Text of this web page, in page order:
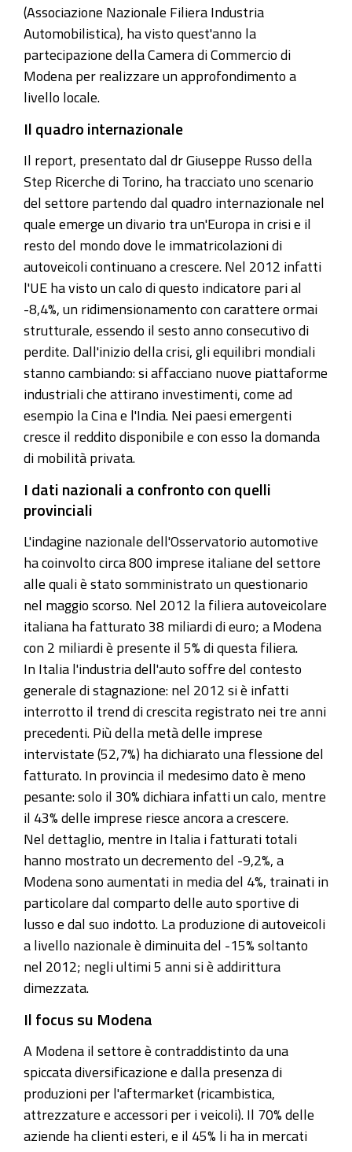
(Associazione Nazionale Filiera Industria
Automobilistica), ha visto quest'anno la
partecipazione della Camera di Commercio di
Modena per realizzare un approfondimento a
livello locale.
Il quadro internazionale
Il report, presentato dal dr Giuseppe Russo della
Step Ricerche di Torino, ha tracciato uno scenario
del settore partendo dal quadro internazionale nel
quale emerge un divario tra un'Europa in crisi e il
resto del mondo dove le immatricolazioni di
autoveicoli continuano a crescere. Nel 2012 infatti
l'UE ha visto un calo di questo indicatore pari al
-8,4%, un ridimensionamento con carattere ormai
strutturale, essendo il sesto anno consecutivo di
perdite. Dall'inizio della crisi, gli equilibri mondiali
stanno cambiando: si affacciano nuove piattaforme
industriali che attirano investimenti, come ad
esempio la Cina e l'India. Nei paesi emergenti
cresce il reddito disponibile e con esso la domanda
di mobilità privata.
I dati nazionali a confronto con quelli
provinciali
L'indagine nazionale dell'Osservatorio automotive
ha coinvolto circa 800 imprese italiane del settore
alle quali è stato somministrato un questionario
nel maggio scorso. Nel 2012 la filiera autoveicolare
italiana ha fatturato 38 miliardi di euro; a Modena
con 2 miliardi è presente il 5% di questa filiera.
In Italia l'industria dell'auto soffre del contesto
generale di stagnazione: nel 2012 si è infatti
interrotto il trend di crescita registrato nei tre anni
precedenti. Più della metà delle imprese
intervistate (52,7%) ha dichiarato una flessione del
fatturato. In provincia il medesimo dato è meno
pesante: solo il 30% dichiara infatti un calo, mentre
il 43% delle imprese riesce ancora a crescere.
Nel dettaglio, mentre in Italia i fatturati totali
hanno mostrato un decremento del -9,2%, a
Modena sono aumentati in media del 4%, trainati in
particolare dal comparto delle auto sportive di
lusso e dal suo indotto. La produzione di autoveicoli
a livello nazionale è diminuita del -15% soltanto
nel 2012; negli ultimi 5 anni si è addirittura
dimezzata.
Il focus su Modena
A Modena il settore è contraddistinto da una
spiccata diversificazione e dalla presenza di
produzioni per l'aftermarket (ricambistica,
attrezzature e accessori per i veicoli). Il 70% delle
aziende ha clienti esteri, e il 45% li ha in mercati